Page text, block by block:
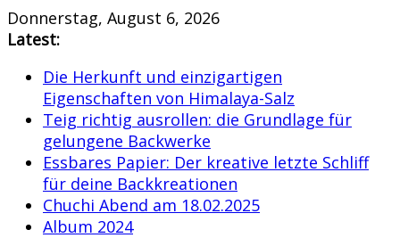
Skip
to
Donnerstag, August 6, 2026
Latest:
Die Herkunft und einzigartigen
Eigenschaften von Himalaya-Salz
Teig richtig ausrollen: die Grundlage für
gelungene Backwerke
Essbares Papier: Der kreative letzte Schliff
für deine Backkreationen
Chuchi Abend am 18.02.2025
Album 2024